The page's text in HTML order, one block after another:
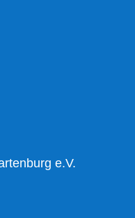
e.V.